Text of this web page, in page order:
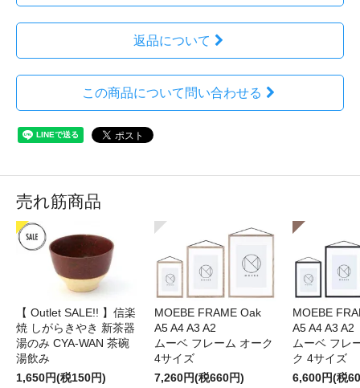
返品について
この商品について問い合わせる
売れ筋商品
【 Outlet SALE!! 】信楽
焼 しがらきやき 新茶器
湯のみ CYA-WAN 茶碗
湯飲み
1,650円(税150円)
MOEBE FRAME Oak
A5 A4 A3 A2
ムーベ フレーム オーク
4サイズ
7,260円(税660円)
MOEBE
A5 A4 A3 A2
ムーベ フレ
ク 4サイズ
6,600円(税